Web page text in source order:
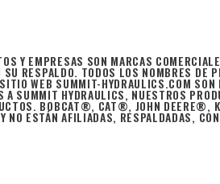
Y EMPRESAS SON MARCAS
RESPALDO. TODOS LOS NOMBRES DE
WEB SUMMIT-HYDRAULICS.COM
A SUMMIT HYDRAULICS, NUESTROS
BOBCAT®, CAT®, JOHN
NO ESTÁN AFILIADAS, RESPALDADAS,